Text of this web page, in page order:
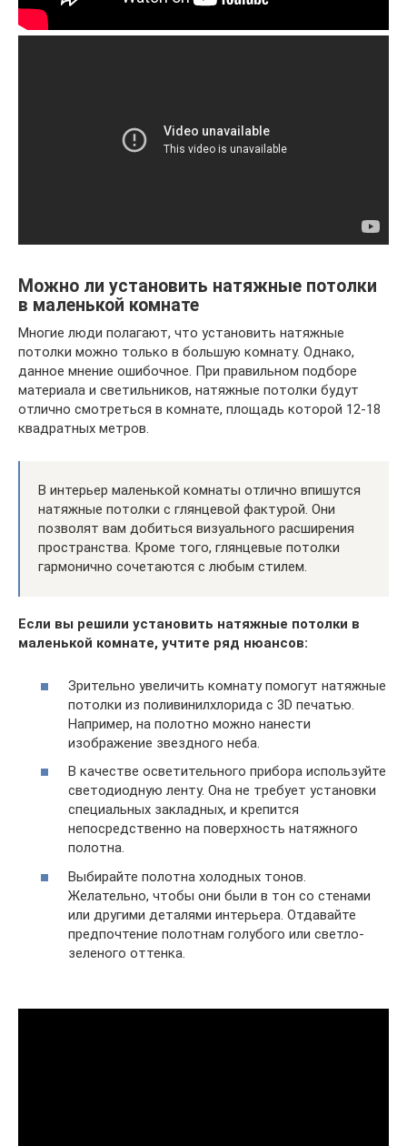
Можно ли установить натяжные потолки
в маленькой комнате
Многие люди полагают, что установить натяжные
потолки можно только в большую комнату. Однако,
данное мнение ошибочное. При правильном подборе
материала и светильников, натяжные потолки будут
отлично смотреться в комнате, площадь которой 12-18
квадратных метров.
В интерьер маленькой комнаты отлично впишутся
натяжные потолки с глянцевой фактурой. Они
позволят вам добиться визуального расширения
пространства. Кроме того, глянцевые потолки
гармонично сочетаются с любым стилем.
Если вы решили установить натяжные потолки в
маленькой комнате, учтите ряд нюансов:
Зрительно увеличить комнату помогут натяжные
потолки из поливинилхлорида с 3D печатью.
Например, на полотно можно нанести
изображение звездного неба.
В качестве осветительного прибора используйте
светодиодную ленту. Она не требует установки
специальных закладных, и крепится
непосредственно на поверхность натяжного
полотна.
Выбирайте полотна холодных тонов.
Желательно, чтобы они были в тон со стенами
или другими деталями интерьера. Отдавайте
предпочтение полотнам голубого или светло-
зеленого оттенка.